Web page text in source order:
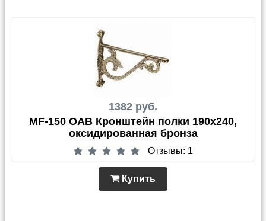
1382 руб.
MF-150 OAB Кронштейн полки 190x240,
оксидированная бронза
Отзывы: 1
Купить